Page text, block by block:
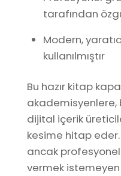
tarafından
Modern,
kullanılmıştır
Bu hazır kitap
akademisyenlere,
dijital içerik
kesime hitap eder.
ancak
vermek